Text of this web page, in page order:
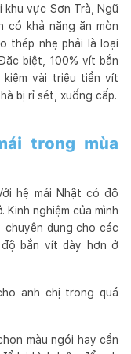
vực Sơn Trà, Ngũ
có khả năng ăn mòn
thép nhẹ phải là loại
biệt, 100% vít bắn
vài triệu tiền vít
bị rỉ sét, xuống cấp.
trong mùa
hệ mái Nhật có độ
nghiệm của mình
chuyên dụng cho các
bắn vít dày hơn ở
anh chị trong quá
màu ngói hay cần